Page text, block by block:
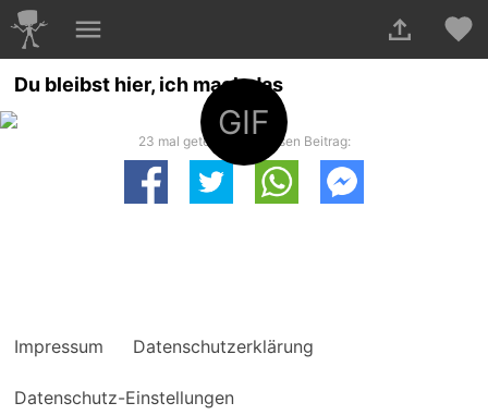
Du bleibst hier, ich mach das
GIF
23 mal geteilt. Teile diesen Beitrag:
Impressum Datenschutzerklärung
Datenschutz-Einstellungen